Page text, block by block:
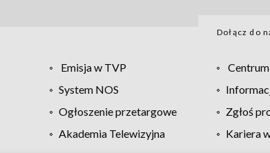
Dołącz do
Emisja w TVP
System NOS
Ogłoszenie przetargowe Zgłoś
Akademia Telewizyjna Kariera